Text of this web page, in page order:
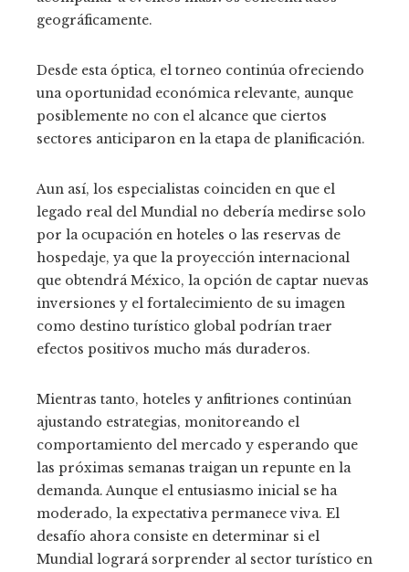
geográficamente.
Desde esta óptica, el torneo continúa ofreciendo
una oportunidad económica relevante, aunque
posiblemente no con el alcance que ciertos
sectores anticiparon en la etapa de planificación.
Aun así, los especialistas coinciden en que el
legado real del Mundial no debería medirse solo
por la ocupación en hoteles o las reservas de
hospedaje, ya que la proyección internacional
que obtendrá México, la opción de captar nuevas
inversiones y el fortalecimiento de su imagen
como destino turístico global podrían traer
efectos positivos mucho más duraderos.
Mientras tanto, hoteles y anfitriones continúan
ajustando estrategias, monitoreando el
comportamiento del mercado y esperando que
las próximas semanas traigan un repunte en la
demanda. Aunque el entusiasmo inicial se ha
moderado, la expectativa permanece viva. El
desafío ahora consiste en determinar si el
Mundial logrará sorprender al sector turístico en